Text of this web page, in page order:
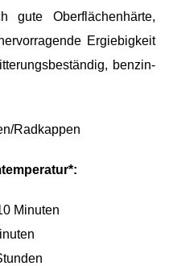
gute Oberflächenhärte,
Ergiebigkeit
benzin-
Radkappen
Minuten